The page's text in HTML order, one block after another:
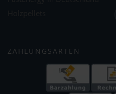
ZAHLUNGSARTEN